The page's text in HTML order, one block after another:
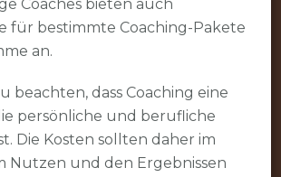
Coaches bieten auch
für bestimmte Coaching-Pakete
an.
beachten, dass Coaching eine
persönliche und berufliche
Die Kosten sollten daher im
Nutzen und den Ergebnissen